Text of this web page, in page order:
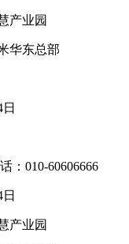
产业园
华东总部
：010-60606666
产业园